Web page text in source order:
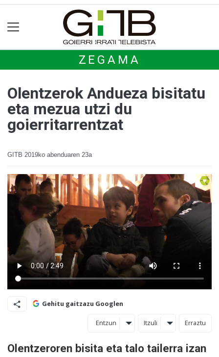
ZEGAMA
Olentzerok Andueza bisitatu
eta mezua utzi du
goierritarrentzat
GITB 2019ko abenduaren 23a
Gehitu gaitzazu Googlen
Entzun Itzuli Erraztu
Olentzeroren bisita eta talo tailerra izan